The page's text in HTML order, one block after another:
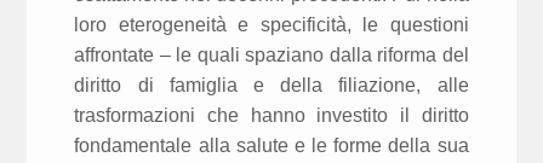
loro eterogeneità e specificità, le questioni
affrontate – le quali spaziano dalla riforma del
diritto di famiglia e della filiazione, alle
trasformazioni che hanno investito il diritto
fondamentale alla salute e le forme della sua